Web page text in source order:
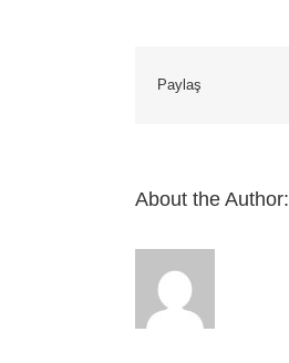
Paylaş
About the Author: